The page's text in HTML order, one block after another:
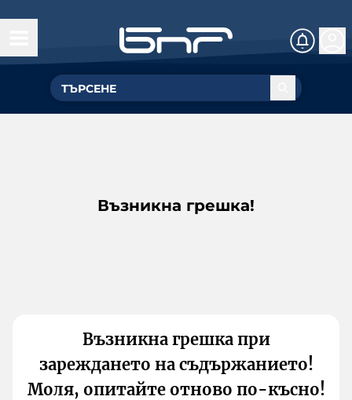
Възникна грешка!
Възникна грешка при
зареждането на съдържанието!
Моля, опитайте отново по-късно!